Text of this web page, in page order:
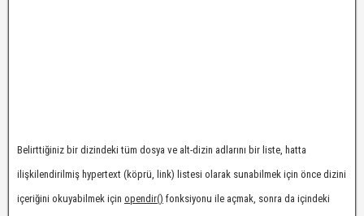
Belirttiğiniz bir dizindeki tüm dosya ve alt-dizin adlarını bir liste, hatta
ilişkilendirilmiş hypertext (köprü, link) listesi olarak sunabilmek için önce dizini
içeriğini okuyabilmek için opendir() fonksiyonu ile açmak, sonra da içindeki